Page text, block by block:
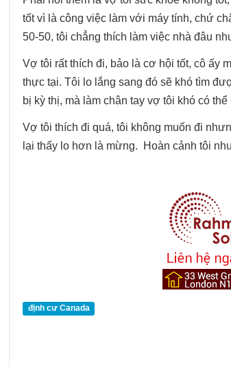
tốt vì là công việc làm với máy tính, chứ
50-50, tôi chẳng thích làm việc nhà đâu
Vợ tôi rất thích đi, bảo là cơ hội tốt, cô ấy
thực tại. Tôi lo lắng sang đó sẽ khó tìm
bị kỳ thị, mà làm chân tay vợ tôi khó có
Vợ tôi thích đi quá, tôi không muốn đi
lại thấy lo hơn là mừng. Hoàn cảnh tôi
định cư Canada